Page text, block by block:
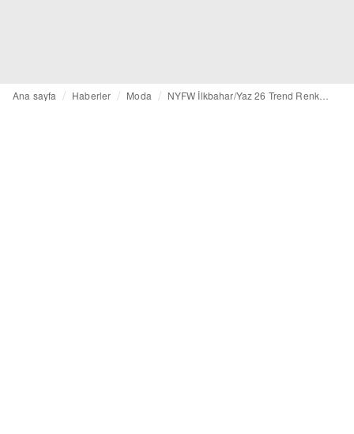
Ana sayfa Haberler Moda NYFW İlkbahar/Yaz 26 Trend Renkleri: Pantone'den İlham Veren Palet